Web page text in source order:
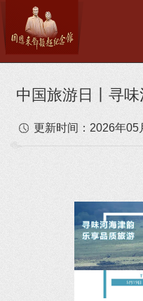
中国旅游日丨寻
更新时间： 2026年05